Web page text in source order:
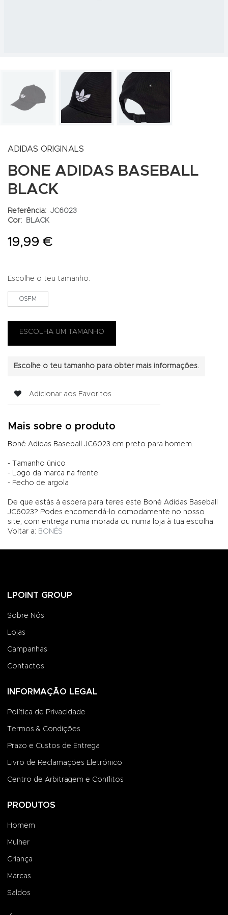
ADIDAS ORIGINALS
BONE ADIDAS BASEBALL
BLACK
Referência: JC6023
Cor:
BLACK
19,99 €
Escolhe o teu tamanho:
OSFM
Escolhe o teu tamanho para obter mais informações.
Adicionar aos Favoritos
Mais sobre o produto
Boné Adidas Baseball JC6023 em preto para homem.
- Tamanho único
- Logo da marca na frente
- Fecho de argola
De que estás à espera para teres este Boné Adidas Baseball
JC6023? Podes encomendá-lo comodamente no nosso
site, com entrega numa morada ou numa loja à tua escolha.
Voltar a: BONÉS
LPOINT GROUP
Sobre Nós
Lojas
Campanhas
Contactos
INFORMAÇÃO LEGAL
Política de Privacidade
Termos & Condições
Prazo e Custos de Entrega
Livro de Reclamações Eletrónico
Centro de Arbitragem e Conflitos
PRODUTOS
Homem
Mulher
Criança
Marcas
Saldos